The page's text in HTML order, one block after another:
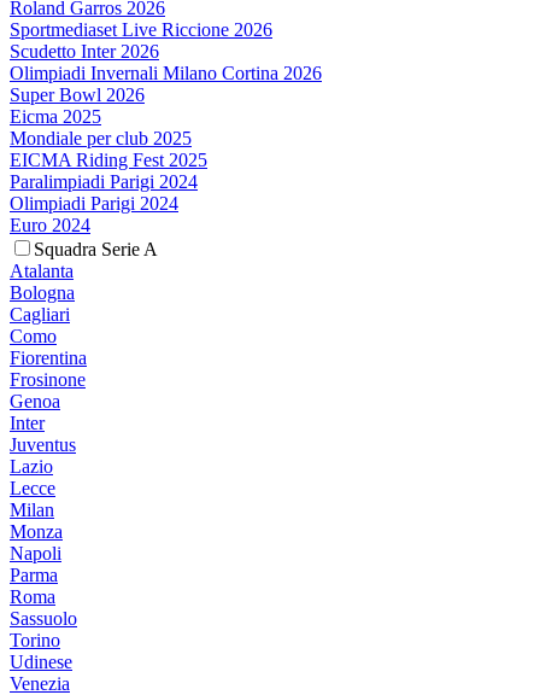
Roland Garros 2026
Sportmediaset Live Riccione 2026
Scudetto Inter 2026
Olimpiadi Invernali Milano Cortina 2026
Super Bowl 2026
Eicma 2025
Mondiale per club 2025
EICMA Riding Fest 2025
Paralimpiadi Parigi 2024
Olimpiadi Parigi 2024
Euro 2024
Squadra Serie A
Atalanta
Bologna
Cagliari
Como
Fiorentina
Frosinone
Genoa
Inter
Juventus
Lazio
Lecce
Milan
Monza
Napoli
Parma
Roma
Sassuolo
Torino
Udinese
Venezia